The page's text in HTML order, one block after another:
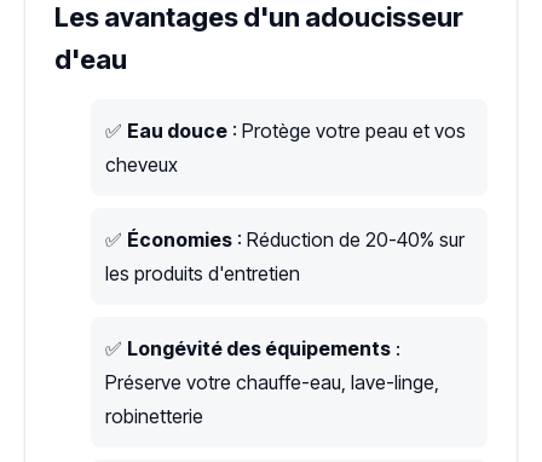
Les avantages d'un adoucisseur
d'eau
✅ Eau douce : Protège votre peau et vos
cheveux
✅ Économies : Réduction de 20-40% sur
les produits d'entretien
✅ Longévité des équipements :
Préserve votre chauffe-eau, lave-linge,
robinetterie